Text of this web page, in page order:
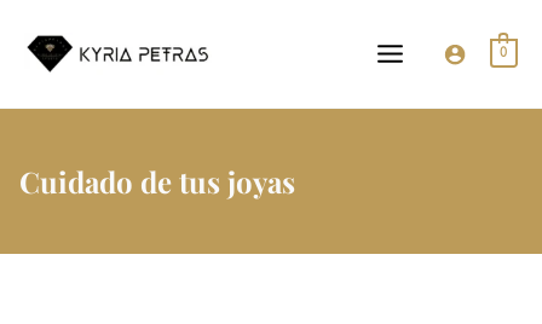
contenido
MENU
0
Cuidado de tus joyas